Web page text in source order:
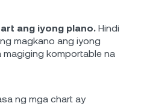
ang iyong plano. Hindi
magkano ang iyong
magiging komportable na
ng mga chart ay